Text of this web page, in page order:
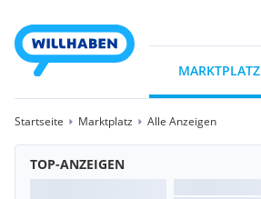
MARKTPLATZ
Startseite Marktplatz Alle Anzeigen
TOP-ANZEIGEN